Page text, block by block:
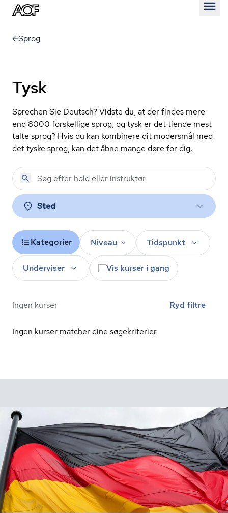
Sprog
Tysk
Sprechen Sie Deutsch? Vidste du, at der findes mere
end 8000 forskellige sprog, og tysk er det tiende mest
talte sprog? Hvis du kan kombinere dit modersmål med
det tyske sprog, kan det åbne mange døre for dig.
Sted
Kategorier Niveau Tidspunkt
Underviser Vis kurser i gang
Ingen kurser Ryd filtre
Ingen kurser matcher dine søgekriterier